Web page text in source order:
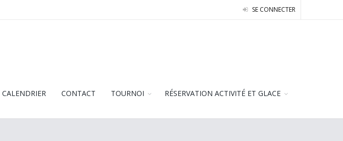
SE CONNECTER
CALENDRIER CONTACT TOURNOI RÉSERVATION ACTIVITÉ ET GLACE